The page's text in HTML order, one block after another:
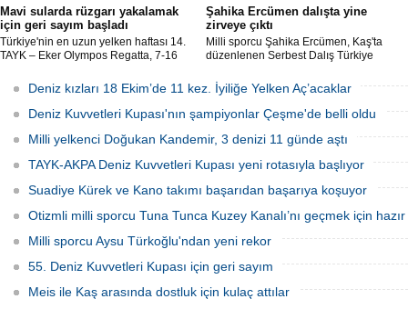
Mavi sularda rüzgarı yakalamak
için geri sayım başladı
Türkiye'nin en uzun yelken haftası 14.
TAYK – Eker Olympos Regatta, 7-16
sulara yelken açıyor.
Şahika Ercümen dalışta yine
zirveye çıktı
Milli sporcu Şahika Ercümen, Kaş'ta
düzenlenen Serbest Dalış Türkiye
kategorisinde 68 metre dalış yaparak
şampiyon oldu.
Deniz kızları 18 Ekim’de 11 kez. İyiliğe Yelken Aç’acaklar
Deniz Kuvvetleri Kupası'nın şampiyonlar Çeşme'de belli oldu
Milli yelkenci Doğukan Kandemir, 3 denizi 11 günde aştı
TAYK-AKPA Deniz Kuvvetleri Kupası yeni rotasıyla başlıyor
Suadiye Kürek ve Kano takımı başarıdan başarıya koşuyor
Otizmli milli sporcu Tuna Tunca Kuzey Kanalı’nı geçmek için hazır
Milli sporcu Aysu Türkoğlu'ndan yeni rekor
55. Deniz Kuvvetleri Kupası için geri sayım
Meis ile Kaş arasında dostluk için kulaç attılar